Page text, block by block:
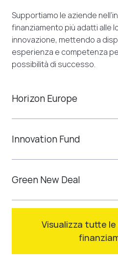
Supportiamo le aziende
finanziamento più adatti alle
innovazione, mettendo a
esperienza e competenza
possibilità di successo.
Horizon Europe
Innovation Fund
Green New Deal
Visualizza tutte